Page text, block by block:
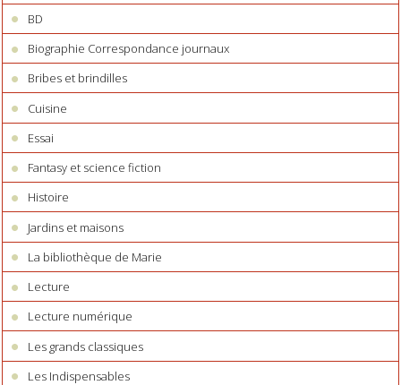
BD
Biographie Correspondance journaux
Bribes et brindilles
Cuisine
Essai
Fantasy et science fiction
Histoire
Jardins et maisons
La bibliothèque de Marie
Lecture
Lecture numérique
Les grands classiques
Les Indispensables